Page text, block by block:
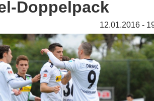
Doppelpack
12.01.2016 -